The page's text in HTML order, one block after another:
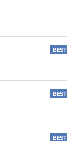
BEST
BEST
BEST